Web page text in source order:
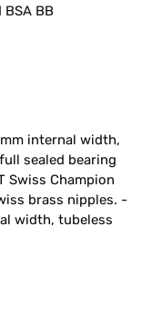
BB
internal width,
sealed bearing
Swiss Champion
brass nipples. -
width, tubeless